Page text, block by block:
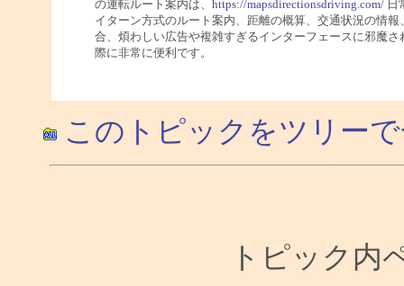
の運転ルート案内は、 https://mapsdirectionsdriving.com/日
イターン方式のルート案内、距離の概算、交通状況の情
合、煩わしい広告や複雑すぎるインターフェースに邪魔
際に非常に便利です。
このトピックをツリー
トピック内